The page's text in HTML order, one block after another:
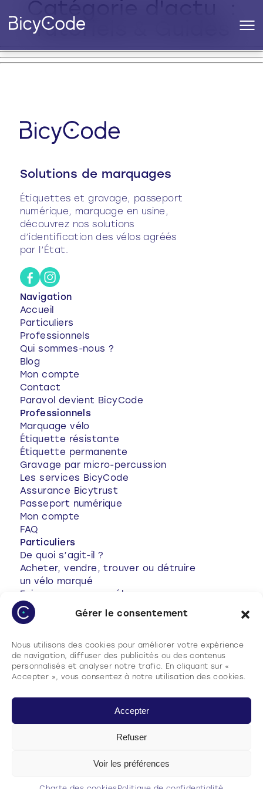
Gérer le consentement
Nous utilisons des cookies pour améliorer votre expérience
de navigation, diffuser des publicités ou des contenus
personnalisés et analyser notre trafic. En cliquant sur «
Accepter », vous consentez à notre utilisation des cookies.
Accepter
Refuser
Voir les préférences
Catégorie d'actu :
Tutoriels & Guides
Solutions de marquages
Étiquettes et gravage, passeport
numérique, marquage en usine,
découvrez nos solutions
d’identification des vélos agréés
par l’État.
Navigation
Accueil
Particuliers
Professionnels
Qui sommes-nous ?
Blog
Mon compte
Contact
Paravol devient BicyCode
Professionnels
Marquage vélo
Étiquette résistante
Étiquette permanente
Gravage par micro-percussion
Les services BicyCode
Assurance Bicytrust
Passeport numérique
Mon compte
FAQ
Particuliers
De quoi s’agit-il ?
Acheter, vendre, trouver ou détruire
un vélo marqué
Conseils antivol
Votre vélo a été volé
Mon compte
FAQ
Charte des cookies
Conditions générales d’utilisation (CGU)